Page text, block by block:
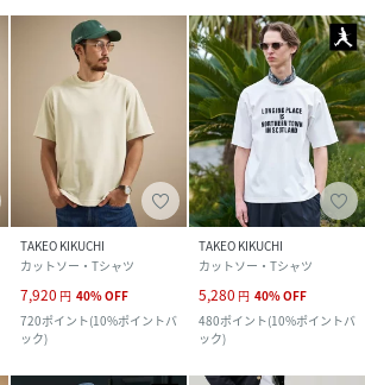
TAKEO KIKUCHI
カットソー・Tシャツ
7,920 円 40%OFF
720ポイント(10%ポイントバ
ック)
TAKEO KIKUCHI
カットソー・Tシャツ
5,280 円 40%OFF
480ポイント(10%ポイントバ
ック)